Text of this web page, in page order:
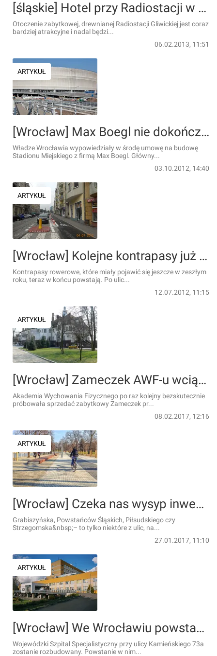
[śląskie] Hotel przy Radiostacji w Gliwicach? Miasto ogłosiło przetarg
Otoczenie zabytkowej, drewnianej Radiostacji Gliwickiej jest coraz
bardziej atrakcyjne i nadal będzi...
06.02.2013, 11:51
ARTYKUŁ
[Wrocław] Max Boegl nie dokończy stadionu. Miasto wyrzuca wykonawcę i szuka nowego
Władze Wrocławia wypowiedziały w środę umowę na budowę
Stadionu Miejskiego z firmą Max Boegl. Główny...
03.10.2012, 14:40
ARTYKUŁ
[Wrocław] Kolejne kontrapasy już gotowe. Rowerem bez przeszkód przejedziesz ulicą...
Kontrapasy rowerowe, które miały pojawić się jeszcze w zeszłym
roku, teraz w końcu powstają. Po ulic...
12.07.2012, 11:15
ARTYKUŁ
[Wrocław] Zameczek AWF-u wciąż czeka na kupca. Co jeszcze sprzedają uczelnie?
Akademia Wychowania Fizycznego po raz kolejny bezskutecznie
próbowała sprzedać zabytkowy Zameczek pr...
08.02.2017, 12:16
ARTYKUŁ
[Wrocław] Czeka nas wysyp inwestycji rowerowych. Co planują drogowcy?
Grabiszyńska, Powstańców Śląskich, Piłsudskiego czy
Strzegomska&nbsp;– to tylko niektóre z ulic, na...
27.01.2017, 11:10
ARTYKUŁ
[Wrocław] We Wrocławiu powstanie Ośrodek Profilaktyki, Diagnostyki i Terapii Nowotworów
Wojewódzki Szpital Specjalistyczny przy ulicy Kamieńskiego 73a
zostanie rozbudowany. Powstanie w nim...